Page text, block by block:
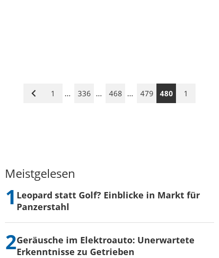
Vorige
1 … 336 … 468 … 479 480 1
Meistgelesen
Leopard statt Golf? Einblicke in Markt für
Panzerstahl
Geräusche im Elektroauto: Unerwartete
Erkenntnisse zu Getrieben